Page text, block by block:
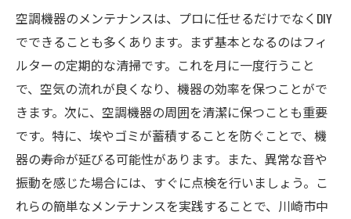
空調機器のメンテナンスは、プロに任せるだけでなくDIY
でできることも多くあります。まず基本となるのはフィ
ルターの定期的な清掃です。これを月に一度行うこと
で、空気の流れが良くなり、機器の効率を保つことがで
きます。次に、空調機器の周囲を清潔に保つことも重要
です。特に、埃やゴミが蓄積することを防ぐことで、機
器の寿命が延びる可能性があります。また、異常な音や
振動を感じた場合には、すぐに点検を行いましょう。こ
れらの簡単なメンテナンスを実践することで、川崎市中